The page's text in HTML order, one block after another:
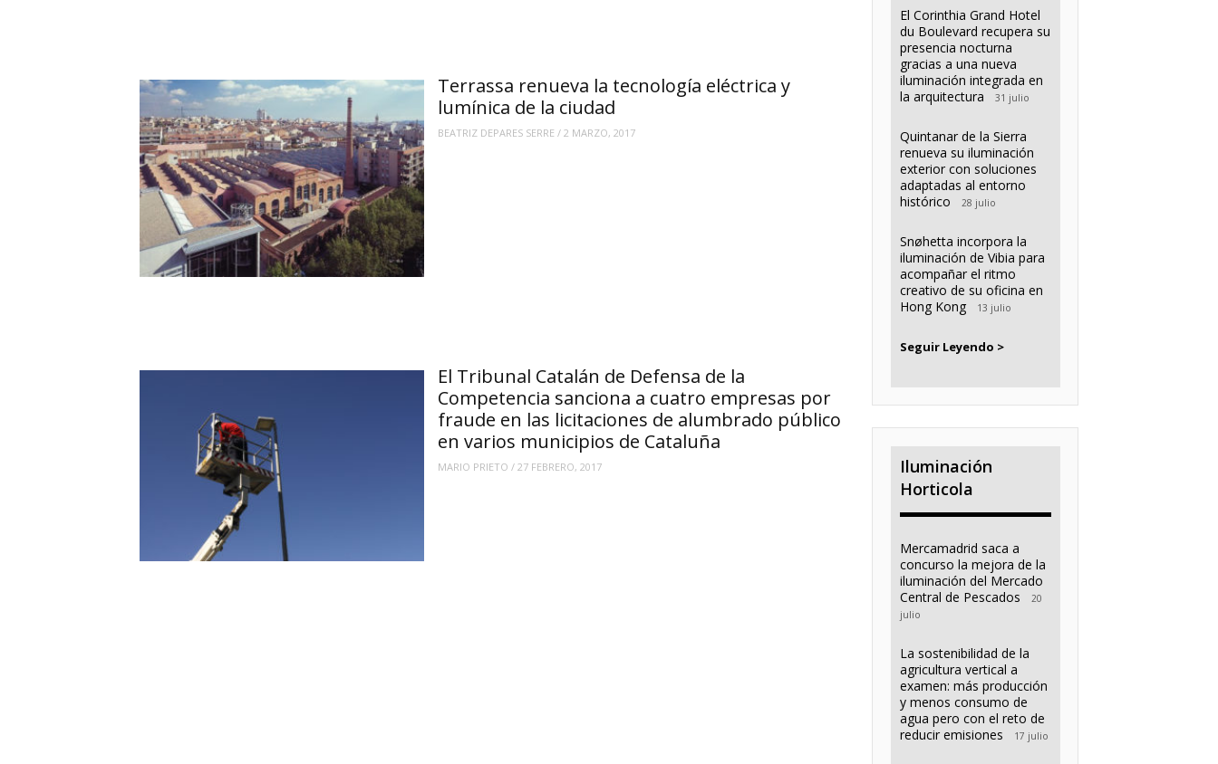
Terrassa renueva la tecnología eléctrica y
lumínica de la ciudad
BEATRIZ DEPARES SERRE / 2 MARZO, 2017
El Tribunal Catalán de Defensa de la
Competencia sanciona a cuatro empresas por
fraude en las licitaciones de alumbrado público
en varios municipios de Cataluña
MARIO PRIETO / 27 FEBRERO, 2017
El Corinthia Grand Hotel
du Boulevard recupera su
presencia nocturna
gracias a una nueva
iluminación integrada en
la arquitectura
31 julio
Quintanar de la Sierra
renueva su iluminación
exterior con soluciones
adaptadas al entorno
histórico
28 julio
Snøhetta incorpora la
iluminación de Vibia para
acompañar el ritmo
creativo de su oficina en
Hong Kong
13 julio
Seguir Leyendo >
Iluminación
Horticola
Mercamadrid saca a
concurso la mejora de la
iluminación del Mercado
Central de Pescados
20
julio
La sostenibilidad de la
agricultura vertical a
examen: más producción
y menos consumo de
agua pero con el reto de
reducir emisiones
17 julio